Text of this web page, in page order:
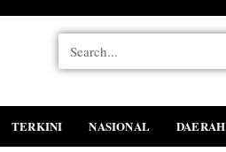
TERKINI NASIONAL DAERAH